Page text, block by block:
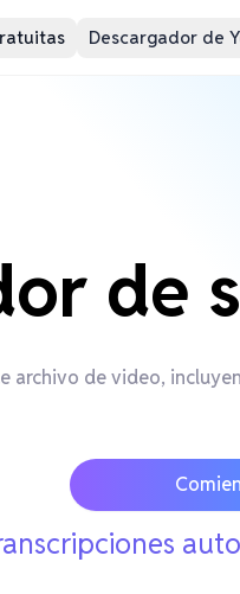
Descargador de
de
archivo de video,